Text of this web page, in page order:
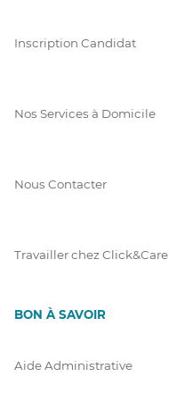
Inscription Candidat
Nos Services à Domicile
Nous Contacter
Travailler chez Click&Care
BON À SAVOIR
Aide Administrative